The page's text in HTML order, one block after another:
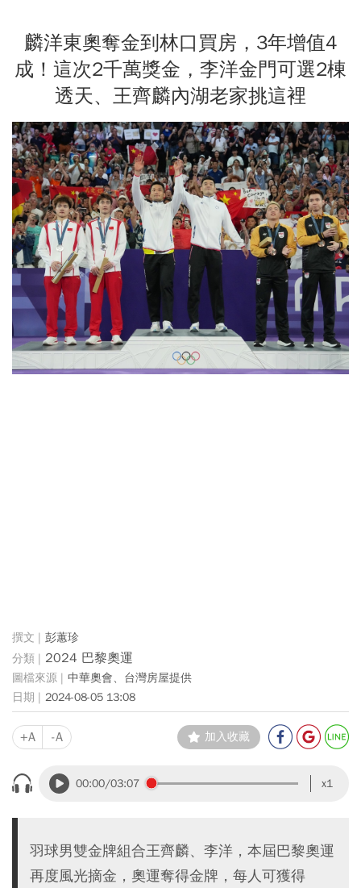
麟洋東奧奪金到林口買房，3年增值4
成！這次2千萬獎金，李洋金門可選2棟
透天、王齊麟內湖老家挑這裡
彭蕙珍
2024 巴黎奧運
中華奧會、台灣房屋提供
2024-08-05 13:08
+A -A 加入收藏
00:00/03:07 x1
羽球男雙金牌組合王齊麟、李洋，本屆巴黎奧運
再度風光摘金，奧運奪得金牌，每人可獲得